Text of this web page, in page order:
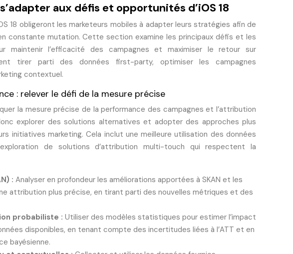
aux défis et opportunités d’iOS 18
18 obligeront les marketeurs mobiles à adapter leurs stratégies afin de
constante mutation. Cette section examine les principaux défis et les
maintenir l’efficacité des campagnes et maximiser le retour sur
tirer parti des données first-party, optimiser les campagnes
contextuel.
: relever le défi de la mesure précise
la mesure précise de la performance des campagnes et l’attribution
explorer des solutions alternatives et adopter des approches plus
initiatives marketing. Cela inclut une meilleure utilisation des données
de solutions d’attribution multi-touch qui respectent la
: Analyser en profondeur les améliorations apportées à SKAN et les
attribution plus précise, en tirant parti des nouvelles métriques et des
probabiliste : Utiliser des modèles statistiques pour estimer l’impact
disponibles, en tenant compte des incertitudes liées à l’ATT et en
bayésienne.